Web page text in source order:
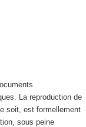
La reproduction de
soit, est formellement
sous peine